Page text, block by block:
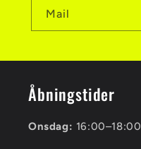
Mail
Åbningstider
Onsdag: 16:00–18:00